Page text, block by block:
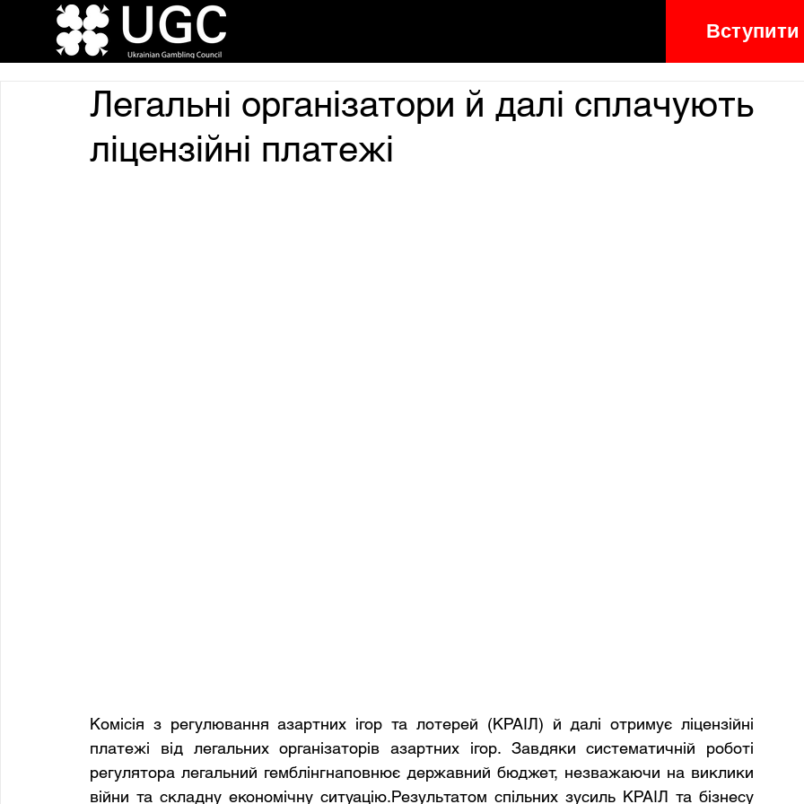
Вступити
Легальні організатори й далі сплачують
ліцензійні платежі
Комісія з регулювання азартних ігор та лотерей (КРАІЛ) й далі отримує ліцензійні
платежі від легальних організаторів азартних ігор. Завдяки систематичній роботі
регулятора легальний гемблінгнаповнює державний бюджет, незважаючи на виклики
війни та складну економічну ситуацію.Результатом спільних зусиль КРАІЛ та бізнесу